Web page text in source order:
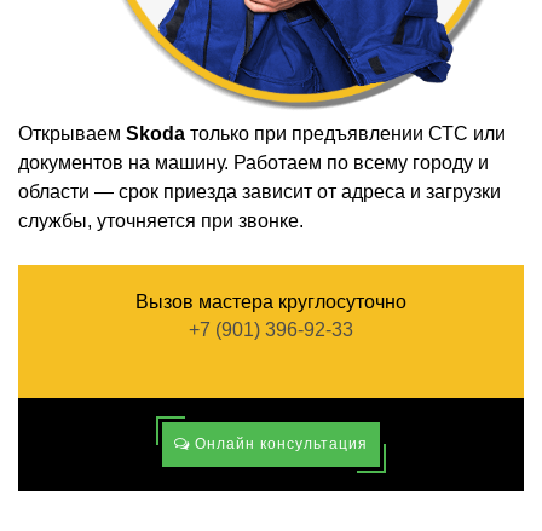
Открываем Skoda только при предъявлении СТС или
документов на машину. Работаем по всему городу и
области — срок приезда зависит от адреса и загрузки
службы, уточняется при звонке.
Вызов мастера круглосуточно
+7 (901) 396-92-33
Онлайн консультация